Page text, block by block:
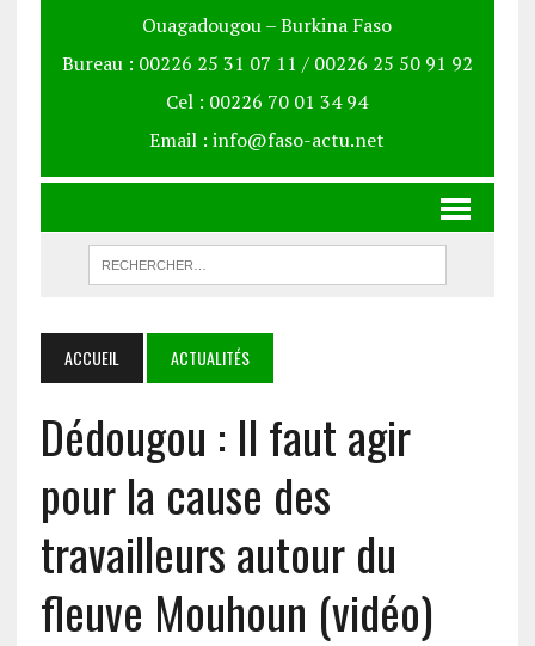
Ouagadougou – Burkina Faso
Bureau : 00226 25 31 07 11 / 00226 25 50 91 92
Cel : 00226 70 01 34 94
Email : info@faso-actu.net
ACCUEIL ACTUALITÉS
Dédougou : Il faut agir
pour la cause des
travailleurs autour du
fleuve Mouhoun (vidéo)